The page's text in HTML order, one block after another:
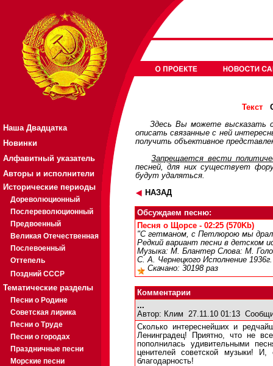
Наша Двадцатка
Новинки
Алфавитный указатель
Авторы и исполнители
Исторические периоды
Дореволюционный
Послереволюционный
Предвоенный
Великая Отечественная
Послевоенный
Оттепель
Поздний СССР
Тематические разделы
Песни о Родине
Советская лирика
Песни о Труде
Песни о городах
Праздничные песни
Морские песни
Текст
Здесь Вы можете высказать
описать связанные с ней
получить объективное
Запрещается вести
песней, для них существует
будут удаляться.
НАЗАД
Обсуждаем песню:
Песня о Щорсе - 02:25 (570Kb)
"С гетманом, с Петлюрою мы
Редкий вариант песни в детском
Музыка: М. Блантер Слова: М.
С. А. Чернецкого Исполнение 1936г.
Скачано: 30198 раз
Комментарии
...
Автор: Клим 27.11.10 01:13
Сколько интереснейших и
Ленинградец! Приятно, что не
пополнилась удивительными
ценителей советской музыки!
благодарность!